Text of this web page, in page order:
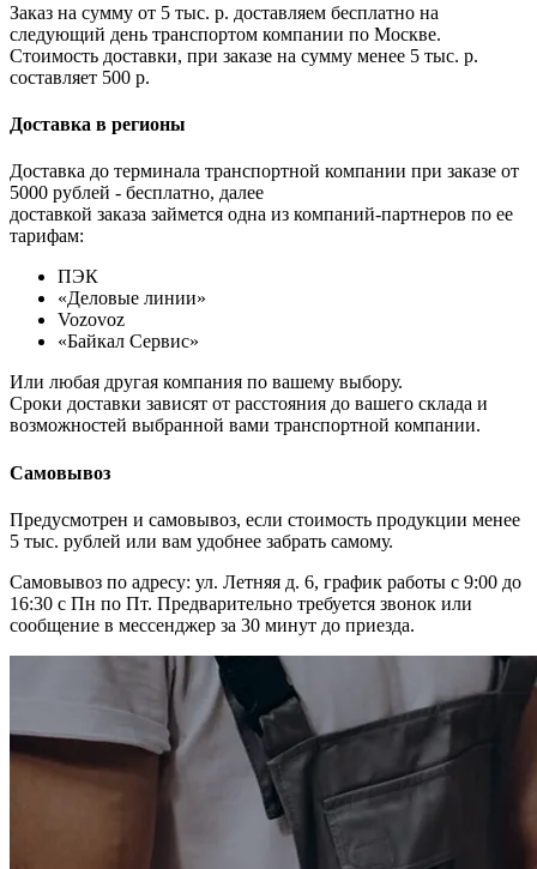
Заказ на сумму от 5 тыс. р. доставляем бесплатно на
следующий день транспортом компании по Москве.
Стоимость доставки, при заказе на сумму менее 5 тыс. р.
составляет 500 р.
Доставка в регионы
Доставка до терминала транспортной компании при заказе от
5000 рублей - бесплатно, далее
доставкой заказа займется одна из компаний-партнеров по ее
тарифам:
ПЭК
«Деловые линии»
Vozovoz
«Байкал Сервис»
Или любая другая компания по вашему выбору.
Сроки доставки зависят от расстояния до вашего склада и
возможностей выбранной вами транспортной компании.
Самовывоз
Предусмотрен и самовывоз, если стоимость продукции менее
5 тыс. рублей или вам удобнее забрать самому.
Самовывоз по адресу: ул. Летняя д. 6, график работы с 9:00 до
16:30 с Пн по Пт. Предварительно требуется звонок или
сообщение в мессенджер за 30 минут до приезда.